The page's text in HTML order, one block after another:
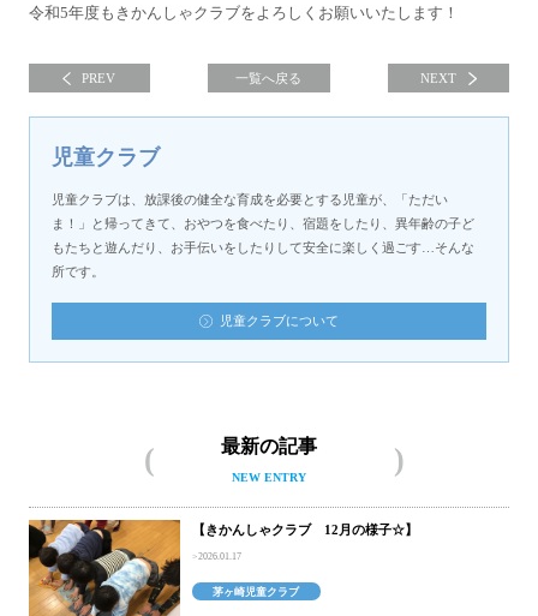
令和5年度もきかんしゃクラブをよろしくお願いいたします！
PREV 一覧へ戻る NEXT
児童クラブ
児童クラブは、放課後の健全な育成を必要とする児童が、「ただい
ま！」と帰ってきて、おやつを食べたり、宿題をしたり、異年齢の子ど
もたちと遊んだり、お手伝いをしたりして安全に楽しく過ごす…そんな
所です。
児童クラブについて
最新の記事
NEW ENTRY
【きかんしゃクラブ 12月の様子☆】
2026.01.17
茅ヶ崎児童クラブ